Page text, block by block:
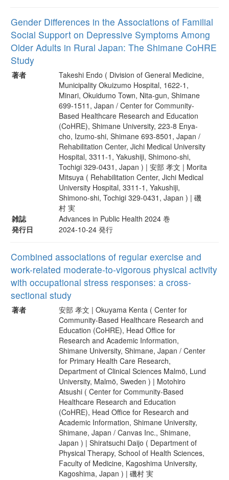
Gender Differences in the Associations of Familial
Social Support on Depressive Symptoms Among
Older Adults in Rural Japan: The Shimane CoHRE
Study
著者
Takeshi Endo ( Division of General Medicine,
Municipality Okuizumo Hospital, 1622-1,
Minari, Okuidumo Town, Nita-gun, Shimane
699-1511, Japan / Center for Community-
Based Healthcare Research and Education
(CoHRE), Shimane University, 223-8 Enya-
cho, Izumo-shi, Shimane 693-8501, Japan /
Rehabilitation Center, Jichi Medical University
Hospital, 3311-1, Yakushiji, Shimono-shi,
Tochigi 329-0431, Japan ) | 安部 孝文 | Morita
Mitsuya ( Rehabilitation Center, Jichi Medical
University Hospital, 3311-1, Yakushiji,
Shimono-shi, Tochigi 329-0431, Japan ) | 磯
村 実
雑誌
Advances in Public Health 2024 巻
発行日
2024-10-24 発行
Combined associations of regular exercise and
work-related moderate-to-vigorous physical activity
with occupational stress responses: a cross-
sectional study
著者
安部 孝文 | Okuyama Kenta ( Center for
Community-Based Healthcare Research and
Education (CoHRE), Head Office for
Research and Academic Information,
Shimane University, Shimane, Japan / Center
for Primary Health Care Research,
Department of Clinical Sciences Malmö, Lund
University, Malmö, Sweden ) | Motohiro
Atsushi ( Center for Community-Based
Healthcare Research and Education
(CoHRE), Head Office for Research and
Academic Information, Shimane University,
Shimane, Japan / Canvas Inc., Shimane,
Japan ) | Shiratsuchi Daijo ( Department of
Physical Therapy, School of Health Sciences,
Faculty of Medicine, Kagoshima University,
Kagoshima, Japan ) | 磯村 実